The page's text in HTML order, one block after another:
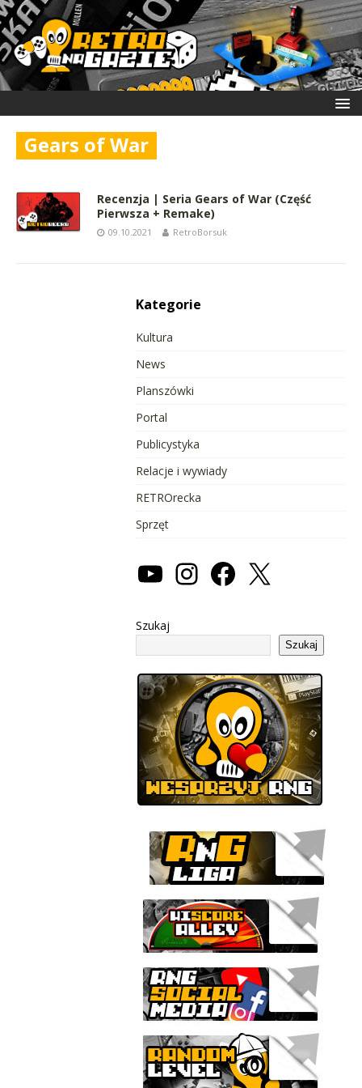
Gears of War
Recenzja | Seria Gears of War (Część
Pierwsza + Remake)
09.10.2021 RetroBorsuk
Kategorie
Kultura
News
Planszówki
Portal
Publicystyka
Relacje i wywiady
RETROrecka
Sprzęt
Szukaj
Szukaj